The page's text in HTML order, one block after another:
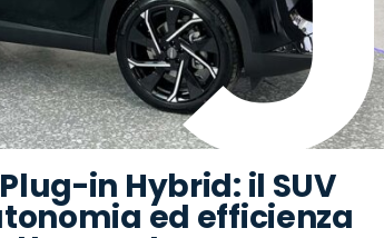
in Hybrid: il SUV
ed efficienza